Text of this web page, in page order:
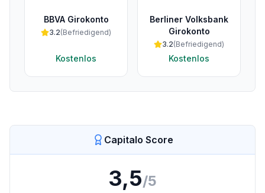
BBVA Girokonto
3.2(Befriedigend)
Kostenlos
Berliner Volksbank
Girokonto
3.2(Befriedigend)
Kostenlos
Capitalo Score
3,5/5